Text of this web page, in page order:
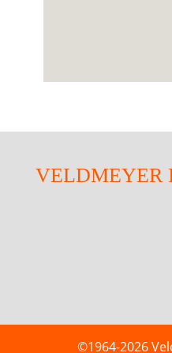
VELDMEYER
©1964-2026